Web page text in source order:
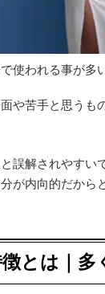
使われる事が多
や苦手と思うも
誤解されやす
が内向的だから
とは｜